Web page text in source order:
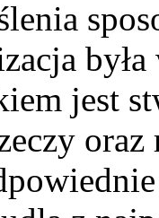
jest